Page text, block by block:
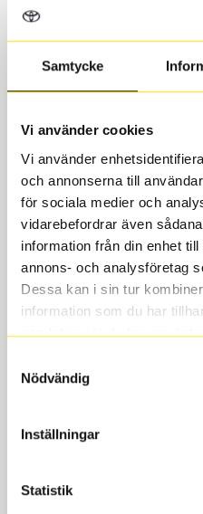
Samtycke
Vi använder cookies
Vi använder
och annonserna till
för sociala medier och
vidarebefordrar även
information från din enhet
annons- och analysföretag
Dessa kan i sin tur
information som du har
samlat in när du har använt
Nödvändig
Inställningar
Statistik
Bäckebol
Registreringsnummer
Mail